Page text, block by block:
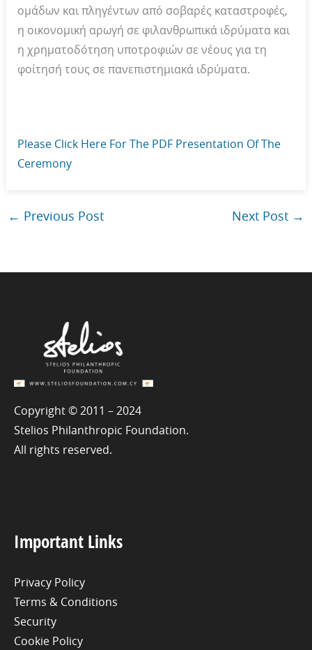
ομάδων και πληγέντων από σοβαρές καταστροφές,
η οικονομική αρωγή σε φιλανθρωπικά ιδρύματα και
η χρηματοδότηση υποτροφιών σε νέους για τη
φοίτησή τους σε πανεπιστημιακά ιδρύματα.
Please Click Here For The PDF Presentation Of The
Ceremony
← Previous Post Next Post →
Copyright © 2011 – 2024
Stelios Philanthropic Foundation.
All rights reserved.
Important Links
Privacy Policy
Terms & Conditions
Security
Cookie Policy